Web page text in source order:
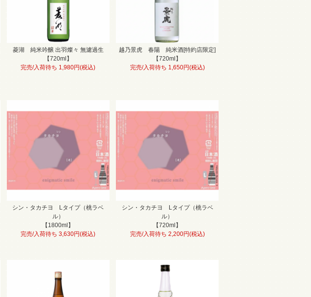
菱湖 純米吟醸 出羽燦々 無濾過生
【720ml】
完売/入荷待ち 1,980円(税込)
越乃景虎 春陽 純米酒[特約店限定]
【720ml】
完売/入荷待ち 1,650円(税込)
シン・タカチヨ Lタイプ（桃ラベ
ル）
【1800ml】
完売/入荷待ち 3,630円(税込)
シン・タカチヨ Lタイプ（桃ラベ
ル）
【720ml】
完売/入荷待ち 2,200円(税込)